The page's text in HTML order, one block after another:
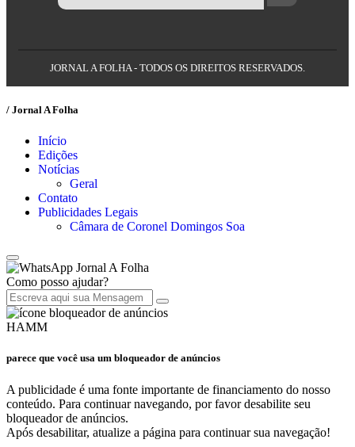
JORNAL A FOLHA - TODOS OS DIREITOS RESERVADOS.
/ Jornal A Folha
Início
Edições
Notícias
Geral
Contato
Publicidades Legais
Câmara de Coronel Domingos Soa
Jornal A Folha
Como posso ajudar?
HAMM
parece que você usa um bloqueador de anúncios
A publicidade é uma fonte importante de financiamento do nosso
conteúdo. Para continuar navegando, por favor desabilite seu
bloqueador de anúncios.
Após desabilitar, atualize a página para continuar sua navegação!